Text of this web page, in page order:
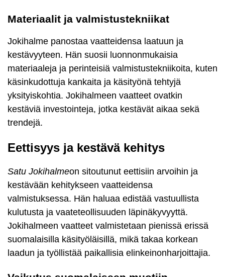
Materiaalit ja valmistustekniikat
Jokihalme panostaa vaatteidensa laatuun ja
kestävyyteen. Hän suosii luonnonmukaisia
materiaaleja ja perinteisiä valmistustekniikoita, kuten
käsinkudottuja kankaita ja käsityönä tehtyjä
yksityiskohtia. Jokihalmeen vaatteet ovatkin
kestäviä investointeja, jotka kestävät aikaa sekä
trendejä.
Eettisyys ja kestävä kehitys
Satu Jokihalmeon sitoutunut eettisiin arvoihin ja
kestävään kehitykseen vaatteidensa
valmistuksessa. Hän haluaa edistää vastuullista
kulutusta ja vaateteollisuuden läpinäkyvyyttä.
Jokihalmeen vaatteet valmistetaan pienissä erissä
suomalaisilla käsityöläisillä, mikä takaa korkean
laadun ja työllistää paikallisia elinkeinonharjoittajia.